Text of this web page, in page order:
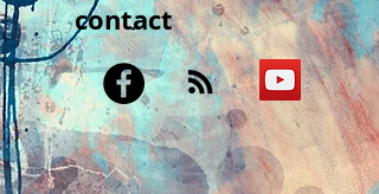
contact